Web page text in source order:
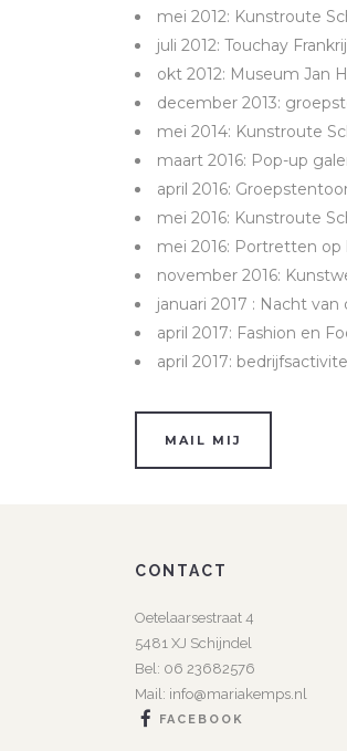
mei 2012: Kunstroute
juli 2012: Touchay
okt 2012: Museum Jan
december 2013:
mei 2014: Kunstroute
maart 2016: Pop-up
april 2016:
mei 2016: Kunstroute
mei 2016: Portretten
november 2016:
januari 2017 : Nacht
april 2017: Fashion en
april 2017:
MAIL MIJ
CONTACT
Oetelaarsestraat 4
5481 XJ Schijndel
Bel: 06 23682576
Mail: info@mariakemps.nl
FACEBOOK